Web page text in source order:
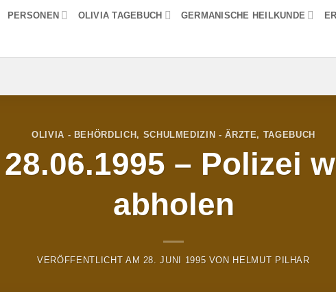
PERSONEN OLIVIA TAGEBUCH GERMANISCHE HEILKUNDE
OLIVIA - BEHÖRDLICH , SCHULMEDIZIN - ÄRZTE, TAGEBUCH
– Polizei
abholen
VERÖFFENTLICHT AM 28. JUNI 1995 VON HELMUT PILHAR